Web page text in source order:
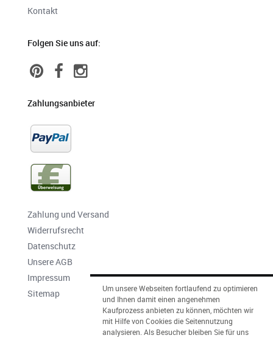
Kontakt
Folgen Sie uns auf:
Zahlungsanbieter
Zahlung und Versand
Widerrufsrecht
Datenschutz
Unsere AGB
Impressum
Sitemap
Um unsere Webseiten fortlaufend zu optimieren
und Ihnen damit einen angenehmen
Kaufprozess anbieten zu können, möchten wir
mit Hilfe von Cookies die Seitennutzung
analysieren. Als Besucher bleiben Sie für uns